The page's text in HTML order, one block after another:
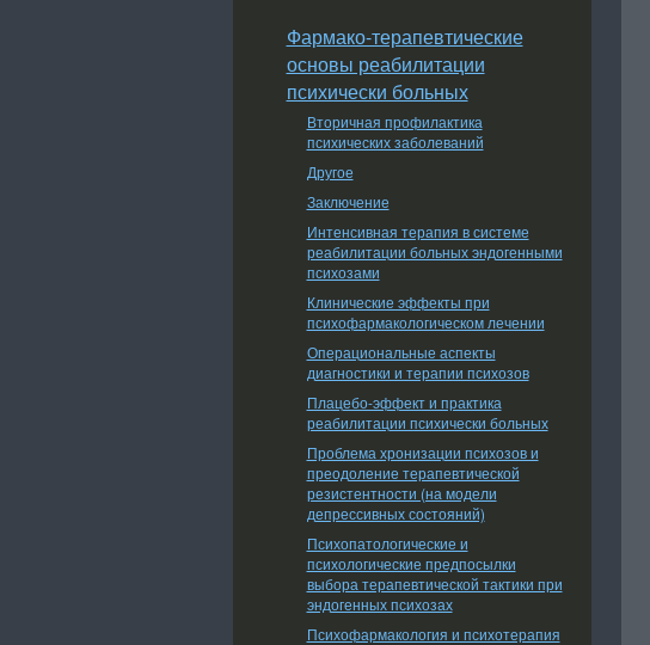
Фармако-терапевтические
основы реабилитации
психически больных
Вторичная профилактика
психических заболеваний
Другое
Заключение
Интенсивная терапия в системе
реабилитации больных эндогенными
психозами
Клинические эффекты при
психофармакологическом лечении
Операциональные аспекты
диагностики и терапии психозов
Плацебо-эффект и практика
реабилитации психически больных
Проблема хронизации психозов и
преодоление терапевтической
резистентности (на модели
депрессивных состояний)
Психопатологические и
психологические предпосылки
выбора терапевтической тактики при
эндогенных психозах
Психофармакология и психотерапия